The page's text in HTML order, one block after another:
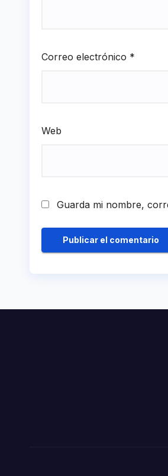
Correo electrónico *
Web
Guarda mi nombre,